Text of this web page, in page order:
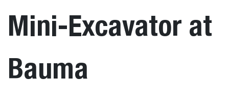
Mini-Excavator at
Bauma